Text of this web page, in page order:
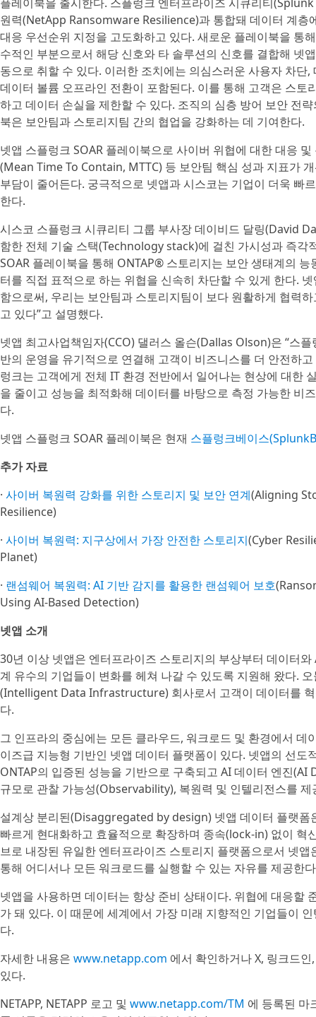
원력(NetApp Ransomware Resilience)과 통합돼 데이터 계층
대응 우선순위 지정을 고도화하고 있다. 새로운 플레이북을 통
수적인 부분으로서 해당 신호와 타 솔루션의 신호를 결합해 넷
동으로 취할 수 있다. 이러한 조치에는 의심스러운 사용자 차단
데이터 볼륨 오프라인 전환이 포함된다. 이를 통해 고객은 스
하고 데이터 손실을 제한할 수 있다. 조직의 심층 방어 보안 전
북은 보안팀과 스토리지팀 간의 협업을 강화하는 데 기여한다.
넷앱 스플렁크 SOAR 플레이북으로 사이버 위협에 대한 대응
(Mean Time To Contain, MTTC) 등 보안팀 핵심 성과 지표가
부담이 줄어든다. 궁극적으로 넷앱과 시스코는 기업이 더욱 빠
한다.
시스코 스플렁크 시큐리티 그룹 부사장 데이비드 달링(David
함한 전체 기술 스택(Technology stack)에 걸친 가시성과 즉각
SOAR 플레이북을 통해 ONTAP® 스토리지는 보안 생태계의
터를 직접 표적으로 하는 위협을 신속히 차단할 수 있게 한다.
함으로써, 우리는 보안팀과 스토리지팀이 보다 원활하게 협력
고 있다”고 설명했다.
넷앱 최고사업책임자(CCO) 댈러스 올슨(Dallas Olson)은 “스
반의 운영을 유기적으로 연결해 고객이 비즈니스를 더 안전하
렁크는 고객에게 전체 IT 환경 전반에서 일어나는 현상에 대한
을 줄이고 성능을 최적화해 데이터를 바탕으로 측정 가능한 비
다.
넷앱 스플렁크 SOAR 플레이북은 현재 스플렁크베이스
추가 자료
· 사이버 복원력 강화를 위한 스토리지 및 보안 연계(Aligning
Resilience)
· 사이버 복원력: 지구상에서 가장 안전한 스토리지(Cyber
Planet)
· 랜섬웨어 복원력: AI 기반 감지를 활용한 랜섬웨어 보호
Using AI-Based Detection)
넷앱 소개
30년 이상 넷앱은 엔터프라이즈 스토리지의 부상부터 데이터
계 유수의 기업들이 변화를 헤쳐 나갈 수 있도록 지원해 왔다.
(Intelligent Data Infrastructure) 회사로서 고객이 데이터를 혁
다.
그 인프라의 중심에는 모든 클라우드, 워크로드 및 환경에서
이즈급 지능형 기반인 넷앱 데이터 플랫폼이 있다. 넷앱의 선도
ONTAP의 입증된 성능을 기반으로 구축되고 AI 데이터 엔진
규모로 관찰 가능성(Observability), 복원력 및 인텔리전스를 제
설계상 분리된(Disaggregated by design) 넷앱 데이터 플랫폼
빠르게 현대화하고 효율적으로 확장하며 종속(lock-in) 없이 혁
브로 내장된 유일한 엔터프라이즈 스토리지 플랫폼으로서 넷
통해 어디서나 모든 워크로드를 실행할 수 있는 자유를 제공한
넷앱을 사용하면 데이터는 항상 준비 상태이다. 위협에 대응할
가 돼 있다. 이 때문에 세계에서 가장 미래 지향적인 기업들이
다.
자세한 내용은 www.netapp.com 에서 확인하거나 X, 링크드
있다.
NETAPP, NETAPP 로고 및 www.netapp.com/TM 에 등록된 마